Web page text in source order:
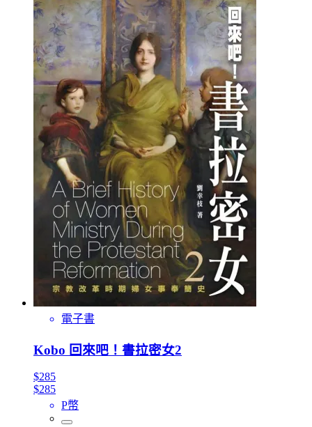
電子書
Kobo 回來吧！書拉密女2
$285
$285
P幣